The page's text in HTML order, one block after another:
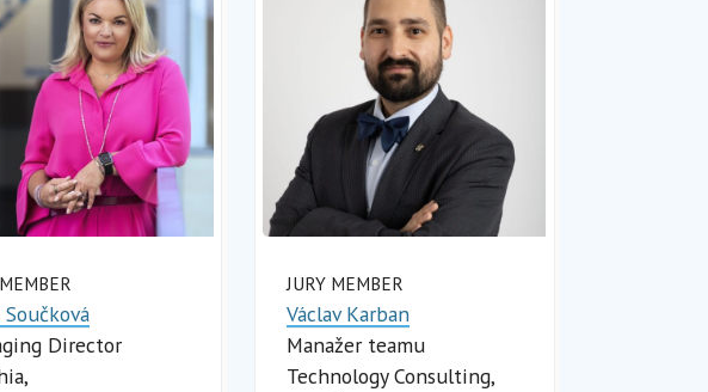
Součková
Director
JURY MEMBER
Václav Karban
Manažer teamu
Technology Consulting